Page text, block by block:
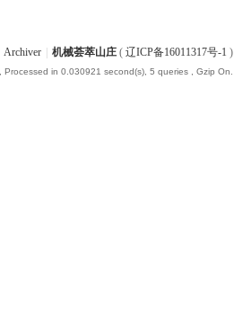
Archiver 机械荟萃山庄 ( 辽ICP备16011317号-1 )
, Processed in 0.030921 second(s), 5 queries , Gzip On.